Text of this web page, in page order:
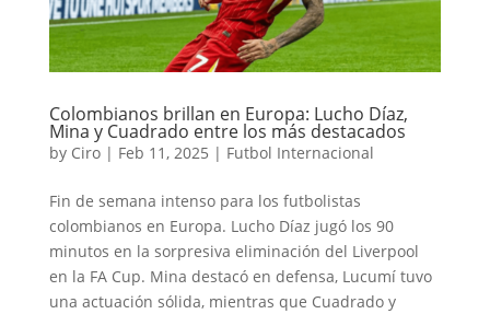
Colombianos brillan en Europa: Lucho Díaz,
Mina y Cuadrado entre los más destacados
by Ciro| Feb 11, 2025 | Futbol Internacional
Fin de semana intenso para los futbolistas
colombianos en Europa. Lucho Díaz jugó los 90
minutos en la sorpresiva eliminación del Liverpool
en la FA Cup. Mina destacó en defensa, Lucumí tuvo
una actuación sólida, mientras que Cuadrado y